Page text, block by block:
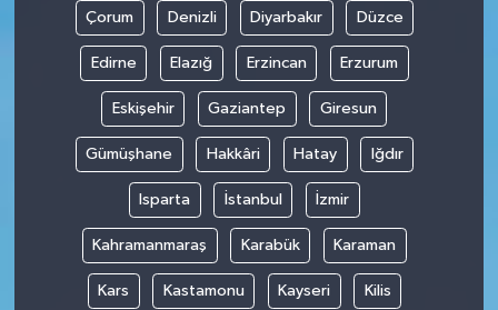
Çorum Denizli Diyarbakır Düzce
Edirne Elazığ Erzincan Erzurum
Eskişehir Gaziantep Giresun
Gümüşhane Hakkâri Hatay Iğdır
Isparta İstanbul İzmir
Kahramanmaraş Karabük Karaman
Kars Kastamonu Kayseri Kilis